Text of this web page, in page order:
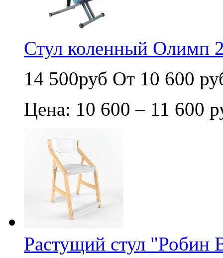
Стул коленный Олимп
14 500руб От 10 600
Цена: 10 600 – 11 600
Растущий стул "Робин